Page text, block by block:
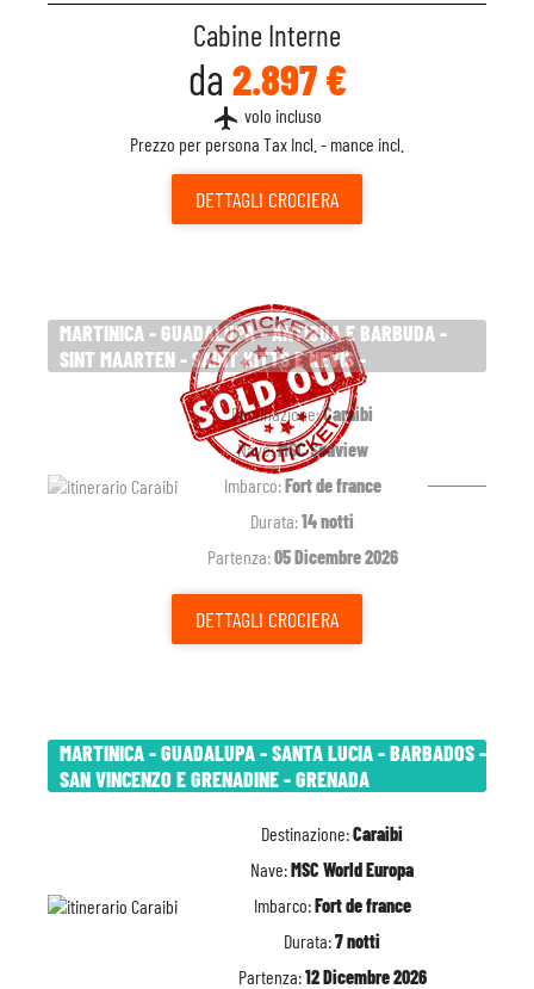
Cabine Interne
da 2.897 €
flight volo incluso
Prezzo per persona Tax Incl. - mance incl.
DETTAGLI CROCIERA
MARTINICA - GUADALUPA - ANTIGUA E BARBUDA -
SINT MAARTEN - SAINT KITTS E NEVIS -
Destinazione:Caraibi
Nave:MSC Seaview
Imbarco:Fort de france
Durata:14 notti
Partenza:05 Dicembre 2026
DETTAGLI CROCIERA
MARTINICA - GUADALUPA - SANTA LUCIA - BARBADOS -
SAN VINCENZO E GRENADINE - GRENADA
Destinazione:Caraibi
Nave:MSC World Europa
Imbarco:Fort de france
Durata:7 notti
Partenza:12 Dicembre 2026